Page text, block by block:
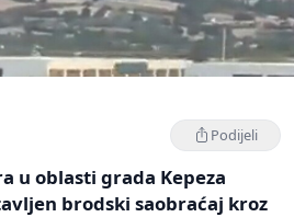
Podijeli
u oblasti grada Kepeza
brodski saobraćaj kroz